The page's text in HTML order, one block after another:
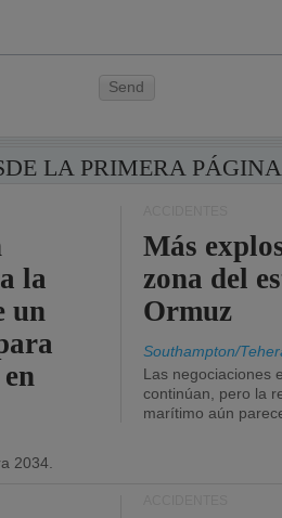
Send
LA PRIMERA PÁGINA
la
un
2034.
Más
zona del
Ormuz
Southampton/
Las negociaciones
continúan, pero la
marítimo aún